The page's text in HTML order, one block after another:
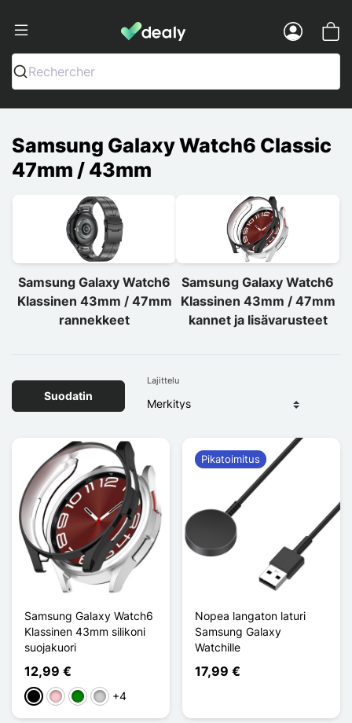
Dealy - Kotelot ja tarvikkeet
Rechercher
Samsung Galaxy Watch6 Classic
47mm / 43mm
Samsung Galaxy Watch6
Klassinen 43mm / 47mm
rannekkeet
Samsung Galaxy Watch6
Klassinen 43mm / 47mm
kannet ja lisävarusteet
Suodatin
Lajittelu
Samsung Galaxy Watch6
Klassinen 43mm silikoni
suojakuori
12,99 €
MustaPinkkiVihreäArgenté
+4
Nopea langaton laturi
Samsung Galaxy
Watchille
17,99 €
Pikatoimitus